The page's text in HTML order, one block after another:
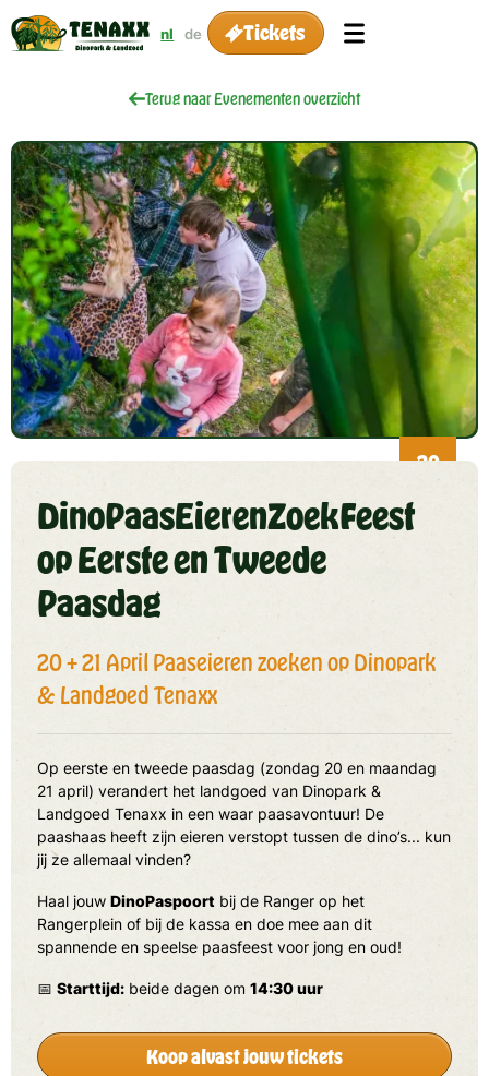
nl de Tickets
Terug naar Evenementen overzicht
20
Apr
DinoPaasEierenZoekFeest
op Eerste en Tweede
Paasdag
20 + 21 April Paaseieren zoeken op Dinopark
& Landgoed Tenaxx
Op eerste en tweede paasdag (zondag 20 en maandag
21 april) verandert het landgoed van Dinopark &
Landgoed Tenaxx in een waar paasavontuur! De
paashaas heeft zijn eieren verstopt tussen de dino’s... kun
jij ze allemaal vinden?
Haal jouw DinoPaspoort bij de Ranger op het
Rangerplein of bij de kassa en doe mee aan dit
spannende en speelse paasfeest voor jong en oud!
📅 Starttijd: beide dagen om 14:30 uur
Koop alvast jouw tickets